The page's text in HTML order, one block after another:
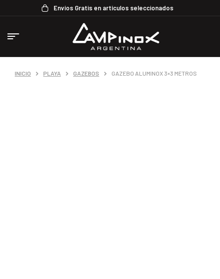
Envíos Gratis en artículos seleccionados
INICIO PLAYA GAZEBOS GAZEBO ALUMINOX 3×3 METROS